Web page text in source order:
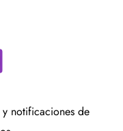
notificaciones de